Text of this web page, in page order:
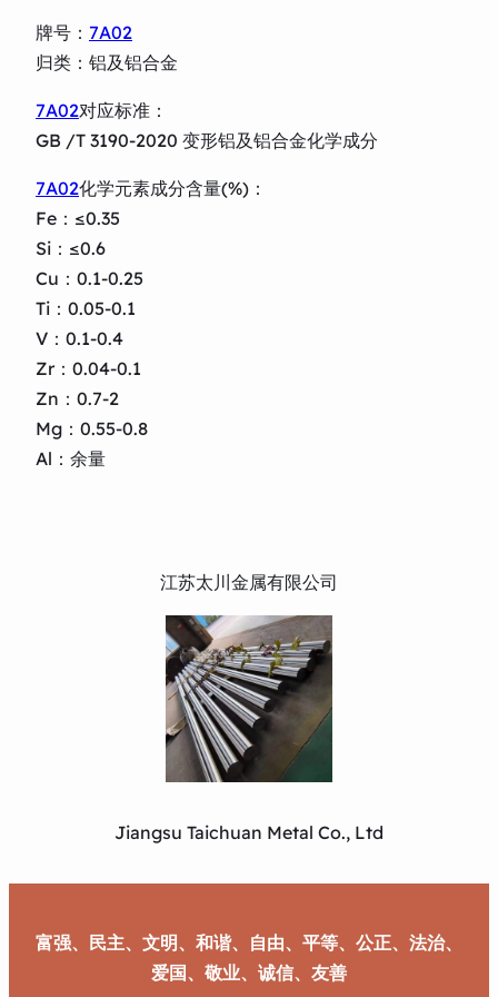
牌号： 7A02
归类：铝及铝合金
7A02对应标准：
GB /T 3190-2020 变形铝及铝合金化学成分
7A02化学元素成分含量(%)：
Fe：≤0.35
Si：≤0.6
Cu：0.1-0.25
Ti：0.05-0.1
V：0.1-0.4
Zr：0.04-0.1
Zn：0.7-2
Mg：0.55-0.8
Al：余量
江苏太川金属有限公司
Jiangsu Taichuan Metal Co., Ltd
富强、民主、文明、和谐、自由、平等、公正、法治、
爱国、敬业、诚信、友善